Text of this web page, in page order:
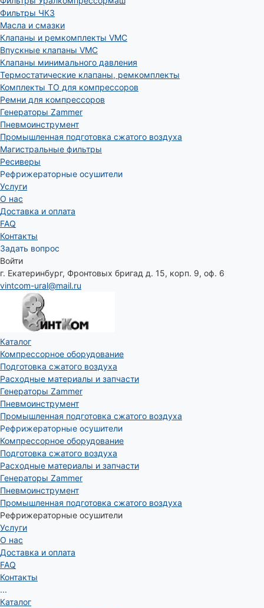
Фильтры ЧКЗ
Масла и смазки
Клапаны и ремкомплекты VMC
Впускные клапаны VMC
Клапаны минимального давления
Термостатические клапаны, ремкомплекты
Комплекты ТО для компрессоров
Ремни для компрессоров
Генераторы Zammer
Пневмоинструмент
Промышленная подготовка сжатого воздуха
Магистральные фильтры
Ресиверы
Рефрижераторные осушители
Услуги
О нас
Доставка и оплата
FAQ
Контакты
Задать вопрос
Войти
г. Екатеринбург, Фронтовых бригад д. 15, корп. 9, оф. 6
vintcom-ural@mail.ru
Каталог
Компрессорное оборудование
Подготовка сжатого воздуха
Расходные материалы и запчасти
Генераторы Zammer
Пневмоинструмент
Промышленная подготовка сжатого воздуха
Рефрижераторные осушители
Компрессорное оборудование
Подготовка сжатого воздуха
Расходные материалы и запчасти
Генераторы Zammer
Пневмоинструмент
Промышленная подготовка сжатого воздуха
Рефрижераторные осушители
Услуги
О нас
Доставка и оплата
FAQ
Контакты
...
Каталог